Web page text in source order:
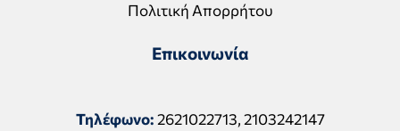
Πολιτική Απορρήτου
Επικοινωνία
Τηλέφωνο:2621022713,2103242147